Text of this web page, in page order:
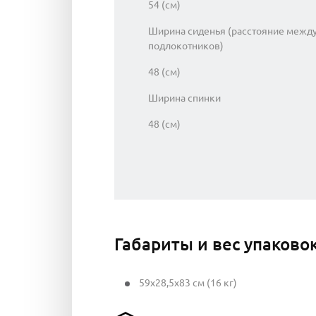
54 (см)
Ширина сиденья (расстояние
подлокотников)
48 (см)
Ширина спинки
48 (см)
Габариты и вес
59x28,5x83 см (16 кг)